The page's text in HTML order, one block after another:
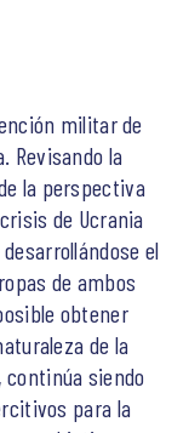
militar de
Revisando la
la perspectiva
de Ucrania
el
de ambos
obtener
de la
continúa siendo
para la